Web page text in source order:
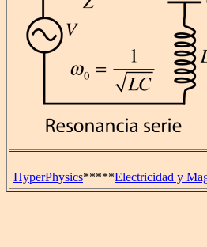
HyperPhysics*****Electricidad y